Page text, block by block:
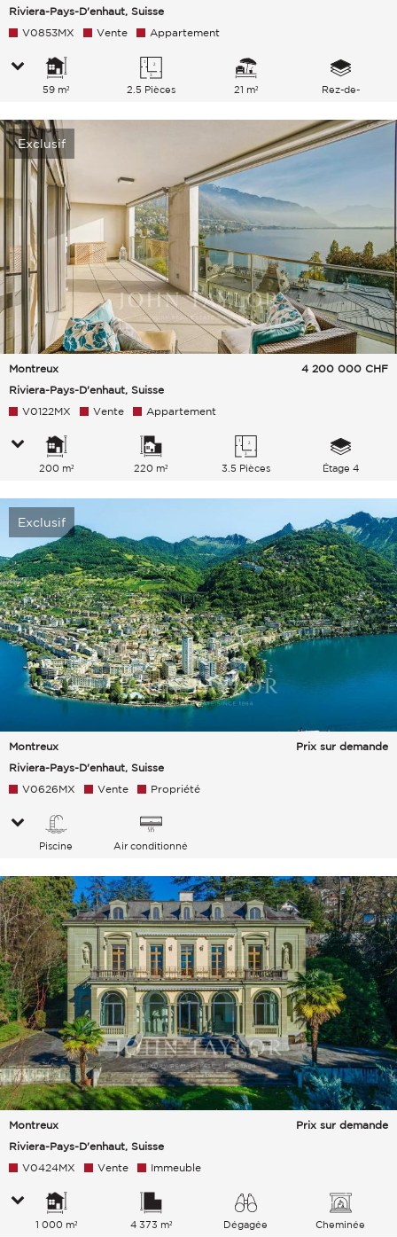
Riviera-Pays-D'enhaut, Suisse
V0853MX
Vente Appartement
59 m² 2.5 Pièces 21 m²
Rez-de-
Exclusif
Montreux
Riviera-Pays-D'enhaut, Suisse
4 200 000 CHF
V0122MX Vente Appartement
200 m² 220 m² 3.5 Pièces Étage 4
Exclusif
Montreux
Riviera-Pays-D'enhaut, Suisse
Prix sur demande
V0626MX Vente Propriété
Piscine Air conditionné
Montreux
Riviera-Pays-D'enhaut, Suisse
Prix sur demande
V0424MX Vente Immeuble
1 000 m² 4 373 m²
Dégagée
Cheminée